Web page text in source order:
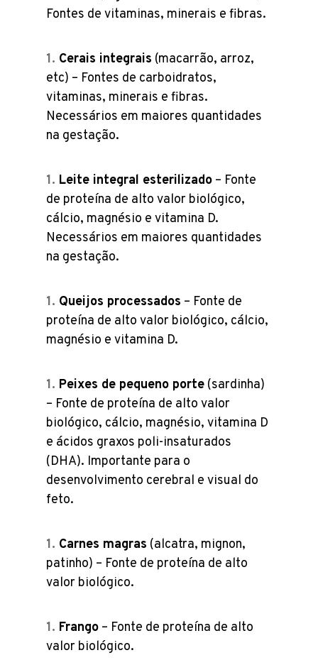
Fontes de vitaminas, minerais e fibras.
Cerais integrais (macarrão, arroz,
etc) – Fontes de carboidratos,
vitaminas, minerais e fibras.
Necessários em maiores quantidades
na gestação.
Leite integral esterilizado – Fonte
de proteína de alto valor biológico,
cálcio, magnésio e vitamina D.
Necessários em maiores quantidades
na gestação.
Queijos processados – Fonte de
proteína de alto valor biológico, cálcio,
magnésio e vitamina D.
Peixes de pequeno porte (sardinha)
– Fonte de proteína de alto valor
biológico, cálcio, magnésio, vitamina D
e ácidos graxos poli-insaturados
(DHA). Importante para o
desenvolvimento cerebral e visual do
feto.
Carnes magras (alcatra, mignon,
patinho) – Fonte de proteína de alto
valor biológico.
Frango – Fonte de proteína de alto
valor biológico.